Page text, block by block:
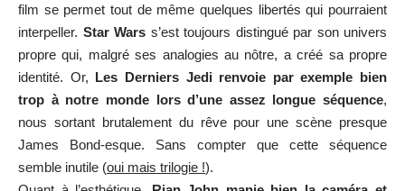
film se permet tout de même quelques libertés qui pourraient
interpeller. Star Wars s’est toujours distingué par son univers
propre qui, malgré ses analogies au nôtre, a créé sa propre
identité. Or, Les Derniers Jedi renvoie par exemple bien
trop à notre monde lors d’une assez longue séquence,
nous sortant brutalement du rêve pour une scène presque
James Bond-esque. Sans compter que cette séquence
semble inutile (oui mais trilogie !).